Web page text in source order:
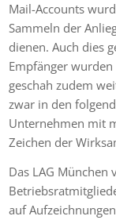
Mail-Accounts
Sammeln der
dienen. Auch dies
Empfänger
geschah zudem
zwar in den
Unternehmen mit
Zeichen der
Das LAG München
auf